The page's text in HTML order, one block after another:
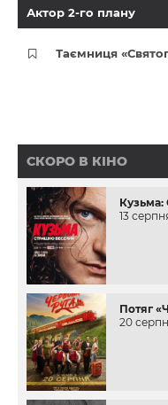
Актор 2-го плану
Таємниця
СКОРО В КІНО
13
Потяг
20